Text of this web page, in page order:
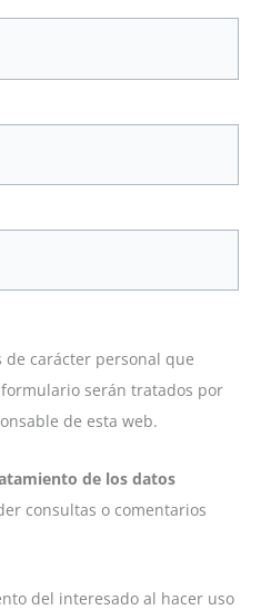
carácter personal que
serán tratados por
de esta web.
de los datos
consultas o comentarios
del interesado al hacer uso